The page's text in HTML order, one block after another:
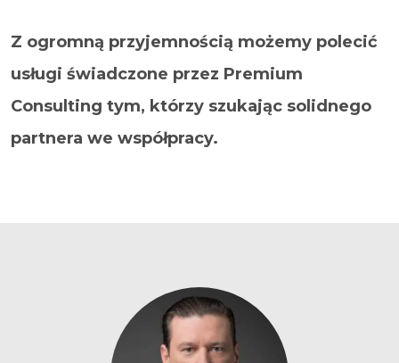
Z ogromną przyjemnością możemy polecić
usługi świadczone przez Premium
Consulting tym, którzy szukając solidnego
partnera we współpracy.